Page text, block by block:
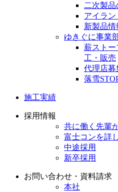
二次製
アイラ
新製品情
ゆきぐに事業
薪ストー
工・販売
代理店募
落雪
施工実績
採用情報
共に働く先輩
富士コンを詳
中途採用
新卒採用
お問い合わせ・資料請求
本社